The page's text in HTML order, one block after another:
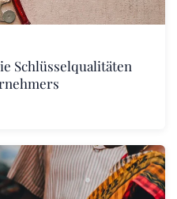
Schlüsselqualitäten